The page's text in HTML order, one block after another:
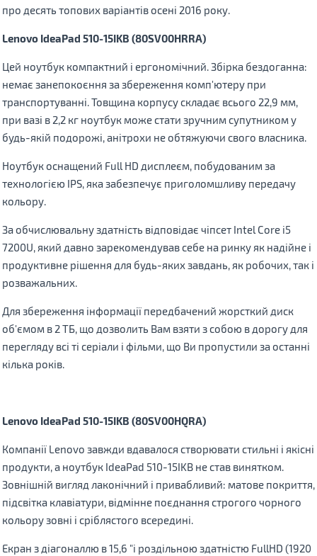
про десять топових варіантiв осені 2016 року.
Lenovo IdeaPad 510-15IKB (80SV00HRRA)
Цей ноутбук компактний і ергономічний. Збірка бездоганна:
немає занепокоєння за збереження комп'ютеру при
транспортуванні. Товщина корпусу складає всього 22,9 мм,
при вазі в 2,2 кг ноутбук може стати зручним супутником у
будь-якій подорожі, анітрохи не обтяжуючи свого власника.
Ноутбук оснащений Full HD дисплеєм, побудованим за
технологією IPS, яка забезпечує приголомшливу передачу
кольору.
За обчислювальну здатність відповідає чіпсет Intel Core i5
7200U, який давно зарекомендував себе на ринку як надійне і
продуктивне рішення для будь-яких завдань, як робочих, так і
розважальних.
Для збереження інформації передбачений жорсткий диск
об'ємом в 2 ТБ, що дозволить Вам взяти з собою в дорогу для
перегляду всі ті серіали і фільми, що Ви пропустили за останні
кілька років.
Lenovo IdeaPad 510-15IKB (80SV00HQRA)
Компанії Lenovo завжди вдавалося створювати стильні і якісні
продукти, а ноутбук IdeaPad 510-15IKB не став винятком.
Зовнішній вигляд лаконічний і привабливий: матове покриття,
підсвітка клавіатури, відмінне поєднання строгого чорного
кольору зовні і сріблястого всередині.
Екран з діагоналлю в 15,6 "і роздільною здатністю FullHD (1920